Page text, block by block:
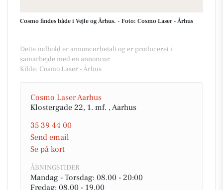
Cosmo findes både i Vejle og Århus. - Foto: Cosmo Laser - Århus
Dette indhold er annoncørbetalt og er produceret i
samarbejde med en annoncør.
Kilde: Cosmo Laser - Århus
Cosmo Laser Aarhus
Klostergade 22, 1. mf. , Aarhus
35 39 44 00
Send email
Se på kort
ÅBNINGSTIDER
Mandag - Torsdag: 08.00 - 20:00
Fredag: 08.00 - 19.00